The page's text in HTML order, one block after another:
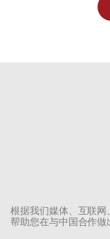
根据我们媒体、互联
帮助您在与中国合作